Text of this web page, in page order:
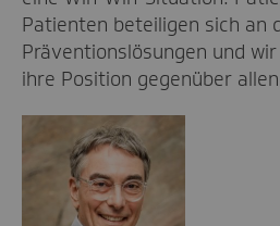
Patienten beteiligen sich an
Präventionslösungen und
ihre Position gegenüber